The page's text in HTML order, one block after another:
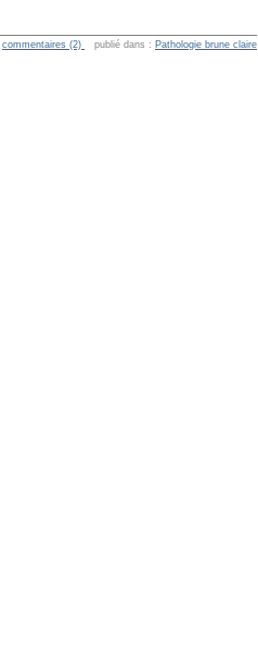
commentaires (2) publié dans : Pathologie brune claire